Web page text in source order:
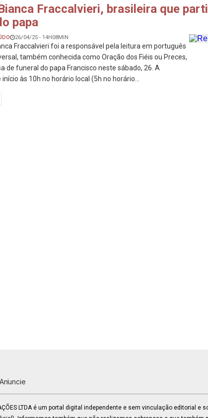
Fraccalvieri, brasileira que
papa
26/04/25 - 14H08MIN
Fraccalvieri foi a responsável pela leitura em português
também conhecida como Oração dos Fiéis ou Preces,
de funeral do papa Francisco neste sábado, 26. A
às 10h no horário local (5h no horário...
Anuncie
LTDA é um portal digital independente e sem vinculação editorial e